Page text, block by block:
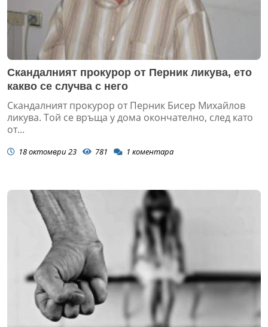
Скандалният прокурор от Перник ликува, ето
какво се случва с него
Скандалният прокурор от Перник Бисер Михайлов
ликува. Той се връща у дома окончателно, след като
от...
18 октомври 23 781 1 коментара